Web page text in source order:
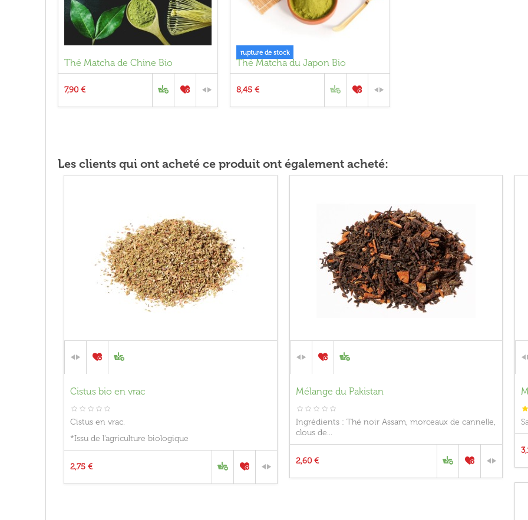
Thé Matcha de Chine Bio
7,90 €
rupture de stock
Thé Matcha du Japon Bio
8,45 €
Les clients qui ont acheté ce produit ont également acheté:
Cistus bio en vrac
Cistus en vrac.
*Issu de l'agriculture biologique
2,75 €
Mélange du Pakistan
Ingrédients : Thé noir Assam, morceaux de cannelle,
clous de...
2,60 €